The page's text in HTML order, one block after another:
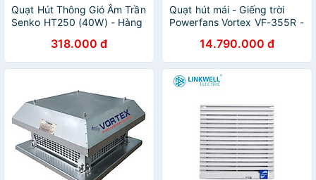
Quạt Hút Thông Gió Âm Trần
Senko HT250 (40W) - Hàng
318.000 đ
Quạt hút mái - Giếng trời
Powerfans Vortex VF-355R -
14.790.000 đ